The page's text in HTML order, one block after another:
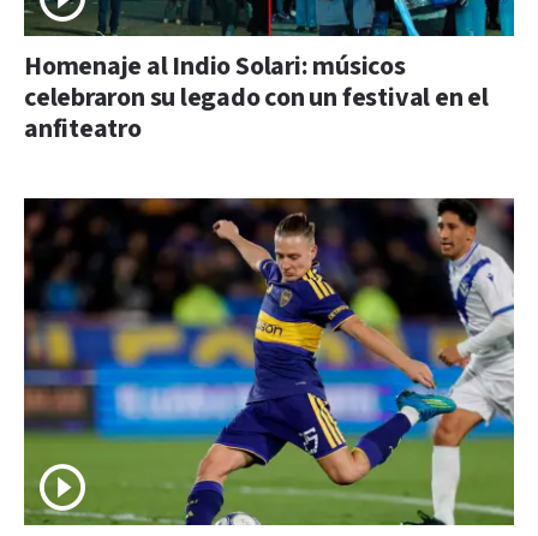
Homenaje al Indio Solari: músicos
celebraron su legado con un festival en el
anfiteatro